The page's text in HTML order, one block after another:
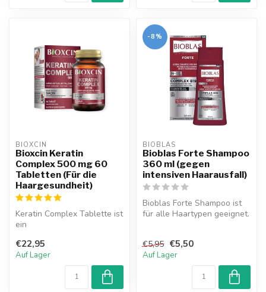
BIOXCIN
Bioxcin Keratin
Complex 500 mg 60
Tabletten (Für die
Haargesundheit)
Keratin Complex Tablette ist
ein
das Komponenten wie A...
€22,95
Auf Lager
-8%
BIOBLAS
Bioblas Forte Shampoo
360 ml (gegen
intensiven Haarausfall)
Bioblas Forte Shampoo ist
für alle Haartypen geeignet.
€5,95 €5,50
Auf Lager